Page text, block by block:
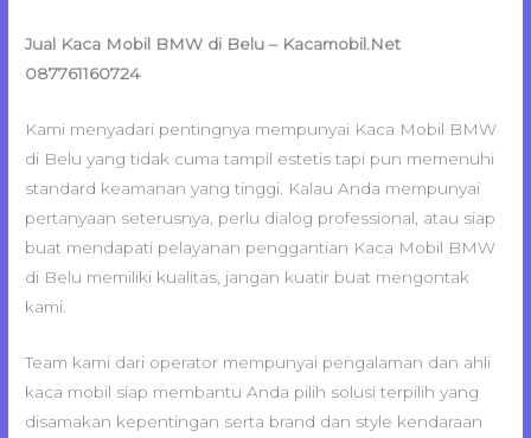
Jual Kaca Mobil BMW di Belu – Kacamobil.Net
087761160724
Kami menyadari pentingnya mempunyai Kaca Mobil BMW
di Belu yang tidak cuma tampil estetis tapi pun memenuhi
standard keamanan yang tinggi. Kalau Anda mempunyai
pertanyaan seterusnya, perlu dialog professional, atau siap
buat mendapati pelayanan penggantian Kaca Mobil BMW
di Belu memiliki kualitas, jangan kuatir buat mengontak
kami.
Team kami dari operator mempunyai pengalaman dan ahli
kaca mobil siap membantu Anda pilih solusi terpilih yang
disamakan kepentingan serta brand dan style kendaraan